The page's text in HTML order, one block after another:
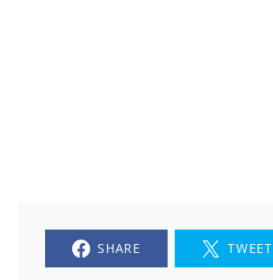
SHARE TWEET